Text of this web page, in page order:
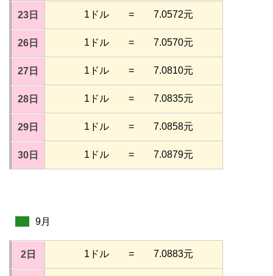
23日 1ドル = 7.0572元
26日 1ドル = 7.0570元
27日 1ドル = 7.0810元
28日 1ドル = 7.0835元
29日 1ドル = 7.0858元
30日 1ドル = 7.0879元
9月
2日 1ドル = 7.0883元